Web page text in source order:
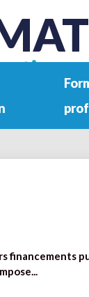
financements